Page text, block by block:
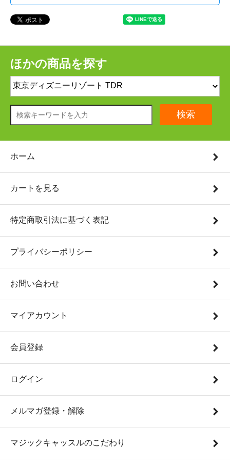
ほかの商品を探す
検索
ホーム
カートを見る
特定商取引法に基づく表記
プライバシーポリシー
お問い合わせ
マイアカウント
会員登録
ログイン
メルマガ登録・解除
マジックキャッスルのこだわり